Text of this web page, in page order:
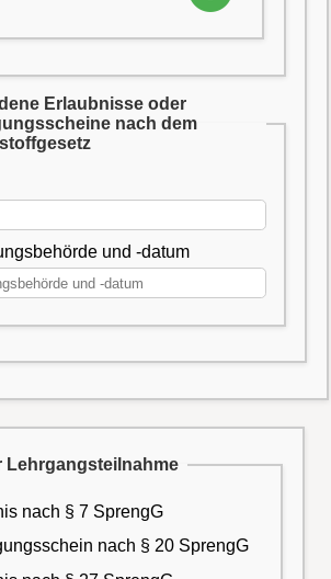
Erlaubnisse oder
nach dem
und -datum
Lehrgangsteilnahme
nach § 7 SprengG
nach § 20 SprengG